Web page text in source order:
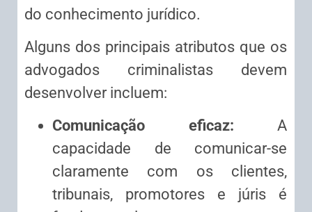
do conhecimento jurídico.
Alguns dos principais atributos que os
advogados criminalistas devem
desenvolver incluem:
Comunicação eficaz: A
capacidade de comunicar-se
claramente com os clientes,
tribunais, promotores e júris é